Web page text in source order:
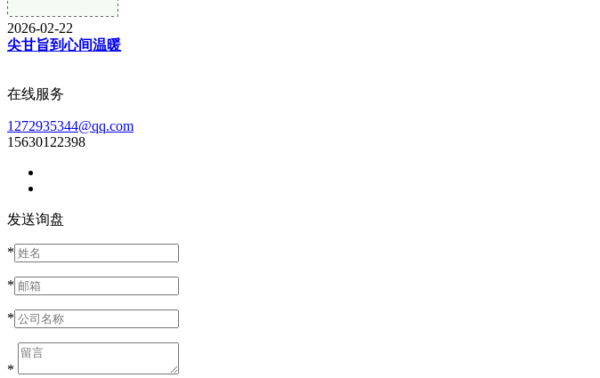
2026-02-22
尖甘旨到心间温暖
在线服务
1272935344@qq.com
15630122398
发送询盘
*
*
*
*